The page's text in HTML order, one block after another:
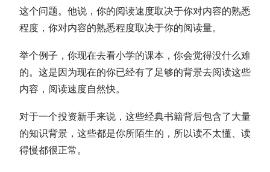
这个问题。他说，你的阅读速度取决于你对内容的熟悉
程度，你对内容的熟悉程度取决于你的阅读量。
举个例子，你现在去看小学的课本，你会觉得没什么难
的。这是因为现在的你已经有了足够的背景去阅读这些
内容，阅读速度自然快。
对于一个投资新手来说，这些经典书籍背后包含了大量
的知识背景，这些都是你所陌生的，所以读不太懂、读
得慢都很正常。